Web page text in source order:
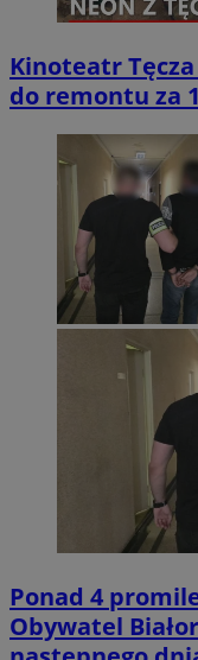
Kinoteatr
do remontu za
Ponad 4
Obywatel